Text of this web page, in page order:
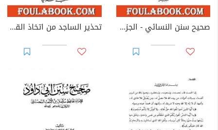
صحيح سنن النسائي - الجزء الثاني تحذير الساجد من اتخاذ القبور مساجد